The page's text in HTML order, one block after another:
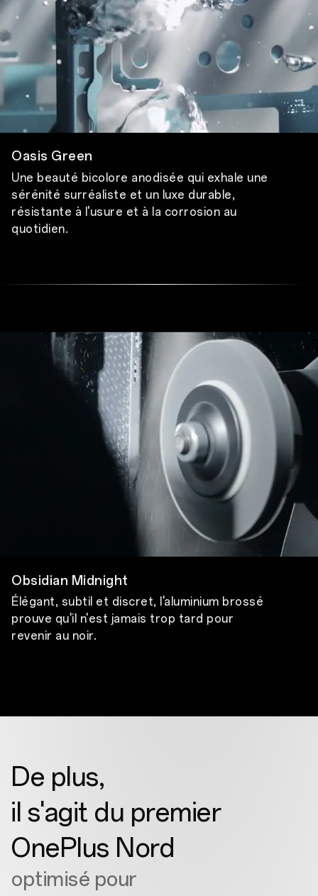
Oasis Green
Une beauté bicolore anodisée qui exhale une
sérénité surréaliste et un luxe durable,
résistante à l'usure et à la corrosion au
quotidien.
Obsidian Midnight
Élégant, subtil et discret, l'aluminium brossé
prouve qu'il n'est jamais trop tard pour
revenir au noir.
De plus,
il s'agit du premier
OnePlus Nord
optimisé pour